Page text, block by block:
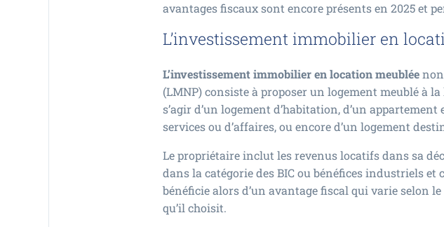
avantages fiscaux sont encore présents en 2025 et
L’investissement immobilier en
L’investissement immobilier en location meublée
(LMNP) consiste à proposer un logement meublé à
s’agir d’un logement d’habitation, d’un appartement
services ou d’affaires, ou encore d’un logement
Le propriétaire inclut les revenus locatifs dans sa
dans la catégorie des BIC ou bénéfices industriels et
bénéficie alors d’un avantage fiscal qui varie selon
qu’il choisit.